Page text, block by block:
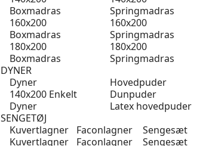
Boxmadras
160x200
Boxmadras
180x200
Boxmadras
Springmadras
160x200
Springmadras
180x200
Springmadras
DYNER
Dyner
140x200 Enkelt
Dyner
Hovedpuder
Dunpuder
Latex hovedpuder
SENGETØJ
Kuvertlagner
Kuvertlagner
Faconlagner
Faconlagner
Sengesæt
Sengesæt